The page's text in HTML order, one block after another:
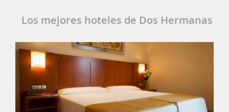
Los mejores hoteles de Dos Hermanas